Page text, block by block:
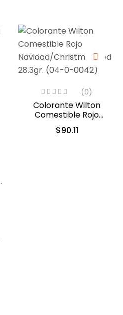
(0)
Colorante Wilton
Comestible Rojo
Navidad/Christmas Red
28.3gr. (04-0-0042)
$90.11